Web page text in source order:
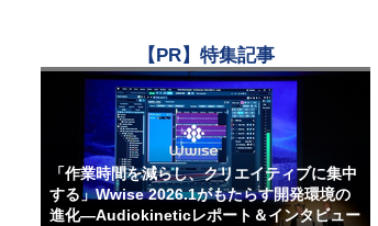
【PR】特集記事
「作業時間を減らし、クリエイティブに集中
する」Wwise 2026.1がもたらす開発環境の
進化―Audiokineticレポート＆インタビュー